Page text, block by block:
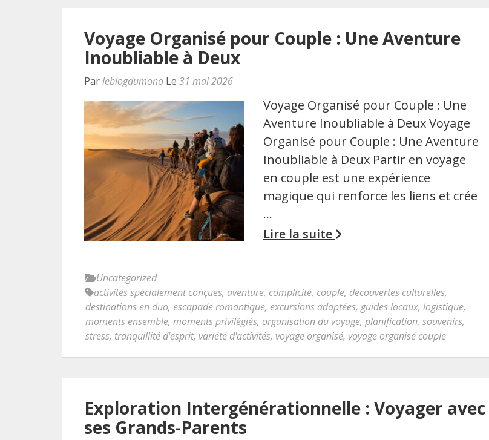
Voyage Organisé pour Couple : Une Aventure
Inoubliable à Deux
Parleblogdumono Le 31 mai 2026
Voyage Organisé pour Couple : Une
Aventure Inoubliable à Deux Voyage
Organisé pour Couple : Une Aventure
Inoubliable à Deux Partir en voyage
en couple est une expérience
magique qui renforce les liens et crée
…
Lire la suite
Uncategorized
activités spécialement conçues, aventure, complicité, couple, découvertes culturelles,
destinations en duo, escapade romantique, excursions adaptées, guides locaux, logistique,
moments ensemble, moments privilégiés, organisation du voyage, planification, souvenirs,
stress, tranquillité d'esprit, variété d'activités, voyage organisé, voyage organisé couple
Exploration Intergénérationnelle : Voyager avec
ses Grands-Parents